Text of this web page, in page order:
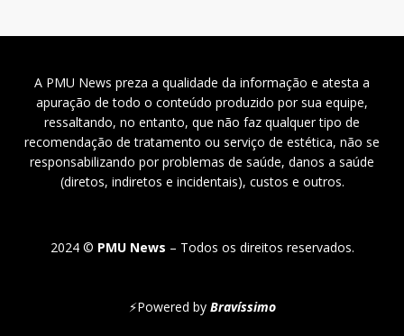
A PMU News preza a qualidade da informação e atesta a
apuração de todo o conteúdo produzido por sua equipe,
ressaltando, no entanto, que não faz qualquer tipo de
recomendação de tratamento ou serviço de estética, não se
responsabilizando por problemas de saúde, danos a saúde
(diretos, indiretos e incidentais), custos e outros.
2024 © PMU News – Todos os direitos reservados.
⚡Powered by Bravíssimo